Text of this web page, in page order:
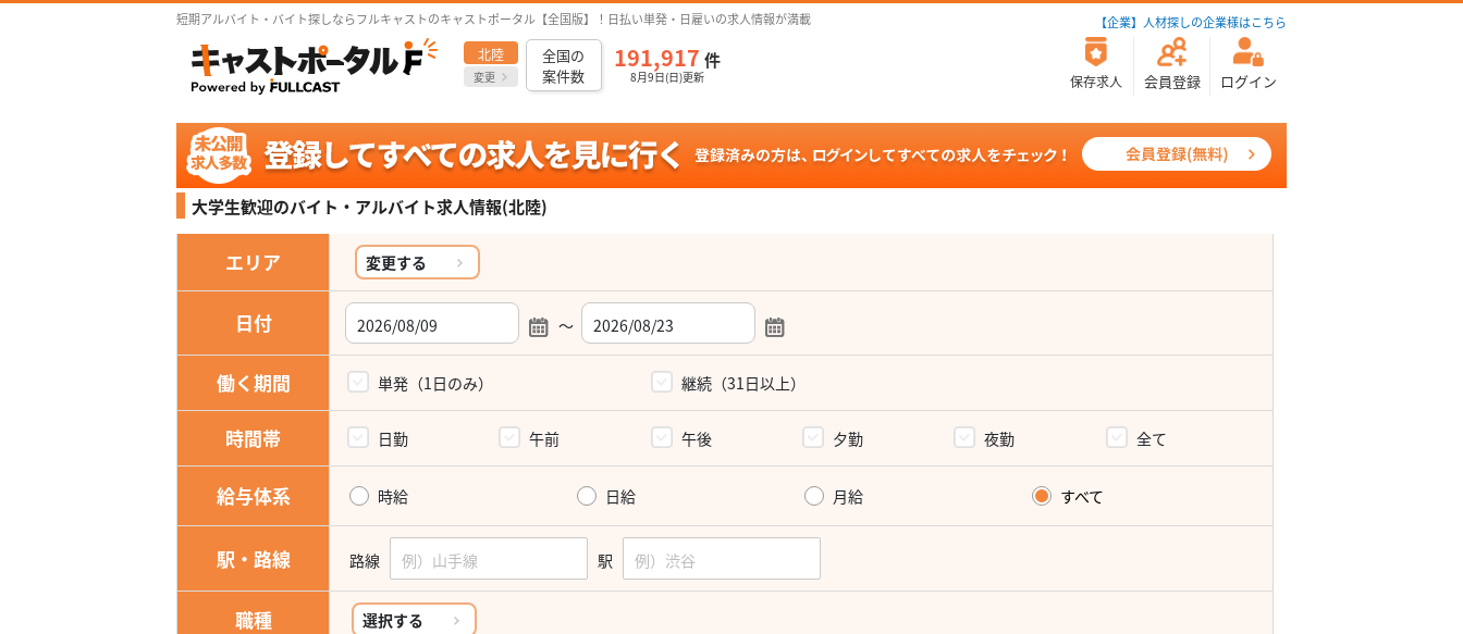
短期アルバイト・バイト探しならフルキャストのキャストポータル【全国版】！日払い単発・日雇いの求人情報が満載 【企業】人材探しの企業様はこちら
北陸
変更
全国の
案件数
191,917 件
8月9日(日)更新 保存求人 会員登録 ログイン
大学生歓迎のバイト・アルバイト求人情報(北陸)
エリア 変更する
日付 ～
働く期間 単発（1日のみ） 継続（31日以上）
時間帯 日勤 午前 午後 夕勤 夜勤 全て
給与体系 時給 日給 月給 すべて
駅・路線 路線 駅
職種 選択する